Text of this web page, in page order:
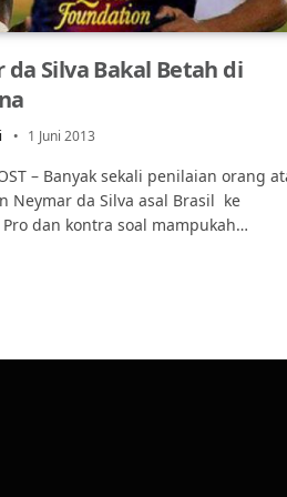
da Silva Bakal Betah di
1 Juni 2013
– Banyak sekali penilaian orang
Neymar da Silva asal Brasil ke
Pro dan kontra soal mampukah…